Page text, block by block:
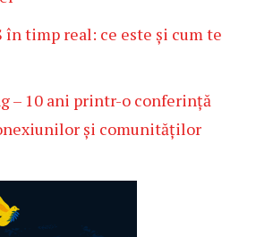
în timp real: ce este și cum te
– 10 ani printr-o conferință
și comunităților